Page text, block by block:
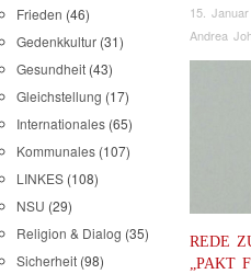
Frieden (46)
Gedenkkultur (31)
Gesundheit (43)
Gleichstellung (17)
Internationales (65)
Kommunales (107)
LINKES (108)
NSU (29)
Religion & Dialog (35)
Sicherheit (98)
15.
Andrea
REDE
„PAKT